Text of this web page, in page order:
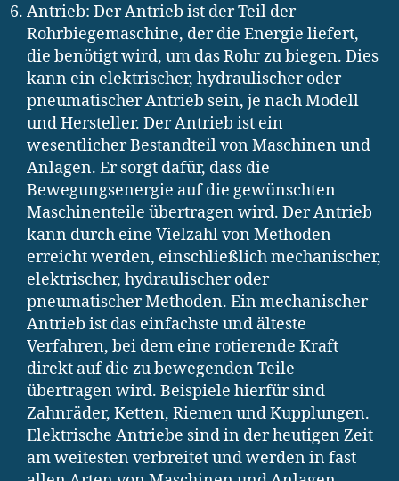
Antrieb: Der Antrieb ist der Teil der
Rohrbiegemaschine, der die Energie liefert,
die benötigt wird, um das Rohr zu biegen. Dies
kann ein elektrischer, hydraulischer oder
pneumatischer Antrieb sein, je nach Modell
und Hersteller. Der Antrieb ist ein
wesentlicher Bestandteil von Maschinen und
Anlagen. Er sorgt dafür, dass die
Bewegungsenergie auf die gewünschten
Maschinenteile übertragen wird. Der Antrieb
kann durch eine Vielzahl von Methoden
erreicht werden, einschließlich mechanischer,
elektrischer, hydraulischer oder
pneumatischer Methoden. Ein mechanischer
Antrieb ist das einfachste und älteste
Verfahren, bei dem eine rotierende Kraft
direkt auf die zu bewegenden Teile
übertragen wird. Beispiele hierfür sind
Zahnräder, Ketten, Riemen und Kupplungen.
Elektrische Antriebe sind in der heutigen Zeit
am weitesten verbreitet und werden in fast